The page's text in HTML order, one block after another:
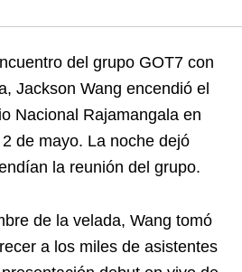
del grupo GOT7 con
Jackson Wang encendió el
Nacional Rajamangala en
de mayo. La noche dejó
la reunión del grupo.
de la velada, Wang tomó
a los miles de asistentes